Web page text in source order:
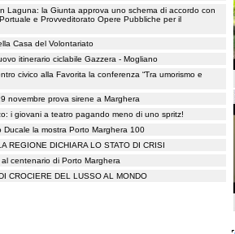
Laguna: la Giunta approva uno schema di accordo con
e Provveditorato Opere Pubbliche per il
Casa del Volontariato
itinerario ciclabile Gazzera - Mogliano
civico alla Favorita la conferenza “Tra umorismo e
novembre prova sirene a Marghera
i giovani a teatro pagando meno di uno spritz!
la mostra Porto Marghera 100
REGIONE DICHIARA LO STATO DI CRISI
centenario di Porto Marghera
CROCIERE DEL LUSSO AL MONDO